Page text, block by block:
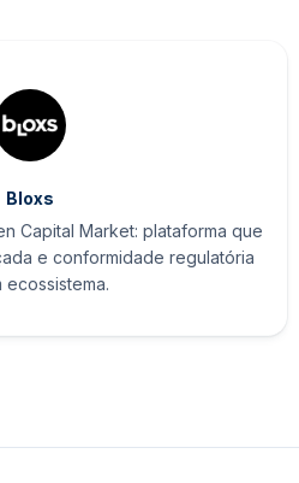
Bloxs
plataforma que
e conformidade regulatória
ecossistema.